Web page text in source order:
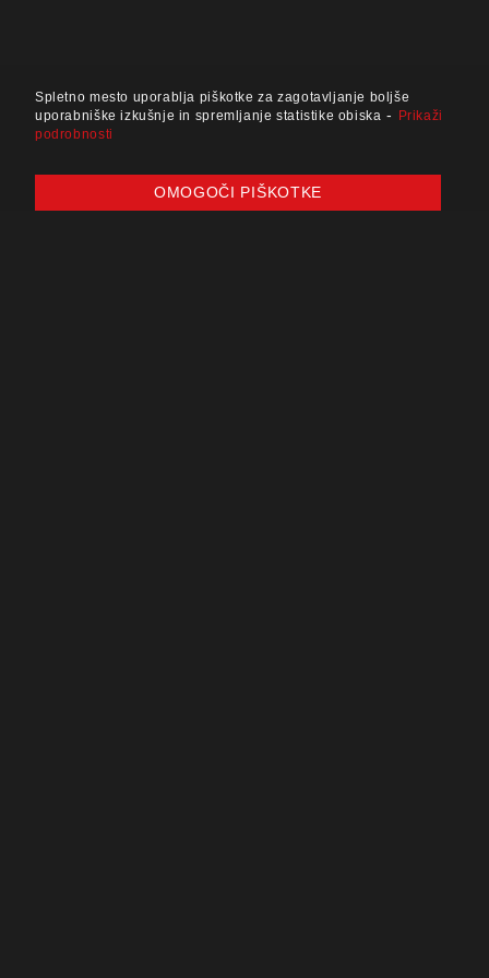
Spletno mesto uporablja piškotke za zagotavljanje boljše
uporabniške izkušnje in spremljanje statistike obiska -
Prikaži
podrobnosti
OMOGOČI PIŠKOTKE